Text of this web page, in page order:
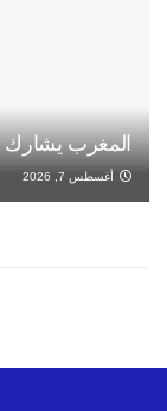
المغرب يشارك بـ120 رياضيا في دورة
أغسطس 7, 2026